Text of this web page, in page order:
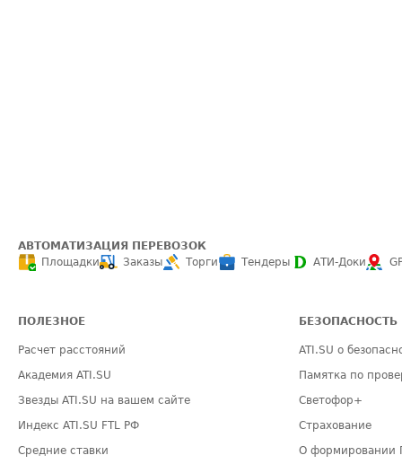
АВТОМАТИЗАЦИЯ ПЕРЕВОЗОК
Площадки
Заказы Торги Тендеры АТИ-Доки
ПОЛЕЗНОЕ
Расчет расстояний
Академия ATI.SU
Звезды ATI.SU на вашем сайте
Индекс ATI.SU FTL РФ
Средние ставки
БЕЗОПАСНОСТЬ
ATI.SU о
Памятка по
Светофор+
Страхование
О формировании